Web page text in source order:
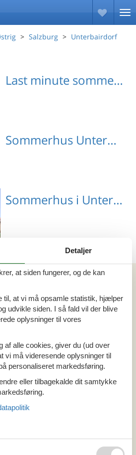
Salzburg Unterbairdorf
Last minute sommerhuse Unterbairdorf
Sommerhus Unterbairdorf med hund
Sommerhus i Unterbairdorf
Detaljer
at siden fungerer, og de kan
til, at vi må opsamle statistik, hjælper
udvikle siden. I så fald vil der blive
oplysninger til vores
af alle cookies, giver du (ud over
vi må videresende oplysninger til
personaliseret markedsføring.
eller tilbagekalde dit samtykke